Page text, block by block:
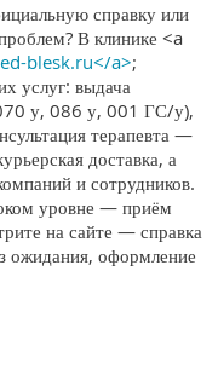
справку или
В клинике <a
blesk.ru</a>;
услуг: выдача
у, 086 у, 001 ГС/у),
терапевта —
доставка, а
и сотрудников.
уровне — приём
на сайте — справка
ожидания, оформление